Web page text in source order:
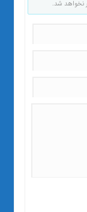
نخواهد شد.